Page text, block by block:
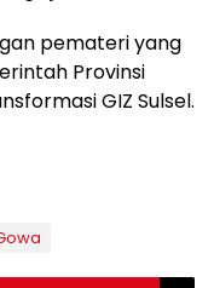
pemateri yang
Provinsi
GIZ Sulsel.